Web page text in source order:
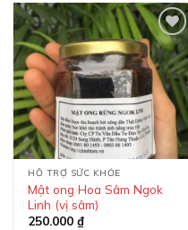
Add to
wishlist
HỖ TRỢ SỨC KHỎE
Mật ong Hoa Sâm Ngok
Linh (vị sâm)
250.000₫